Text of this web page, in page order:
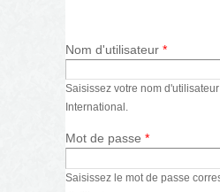
Nom d'utilisateur *
Saisissez votre nom
International.
Mot de passe *
Saisissez le mot de passe